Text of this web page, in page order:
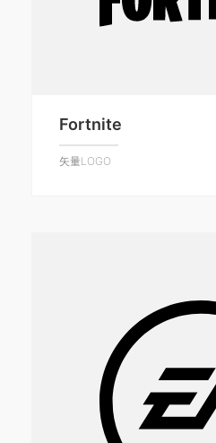
Fortnite
矢量LOGO